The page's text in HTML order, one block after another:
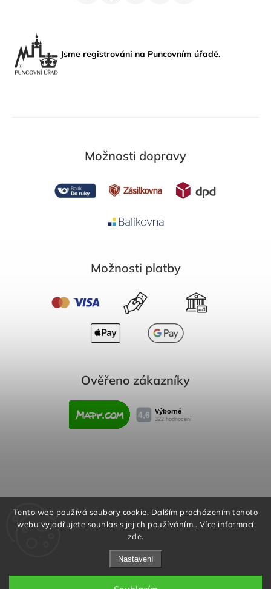
Tento web používá soubory cookie. Dalším procházením tohoto
webu vyjadřujete souhlas s jejich používáním.. Více informací
zde.
Nastavení
Jsme registrováni na Puncovním úřadě.
Možnosti dopravy
Možnosti platby
Ověřeno zákazníky
Obchodní podmínky
Reklamační řád
Podmínky ochrany osobních údajů